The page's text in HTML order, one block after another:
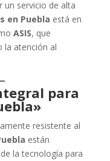
un servicio de alta
en Puebla está en
ASIS, que
la atención al
para
resistente al
están
la tecnología para